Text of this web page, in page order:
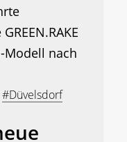
Modell nach
#Düvelsdorf